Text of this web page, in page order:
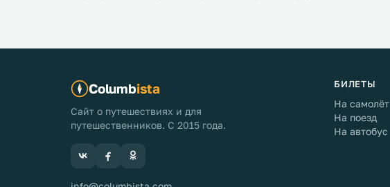
Columbista
Сайт о путешествиях и для
путешественников. С 2015 года.
БИЛЕТЫ
На самолёт
На поезд
На автобус